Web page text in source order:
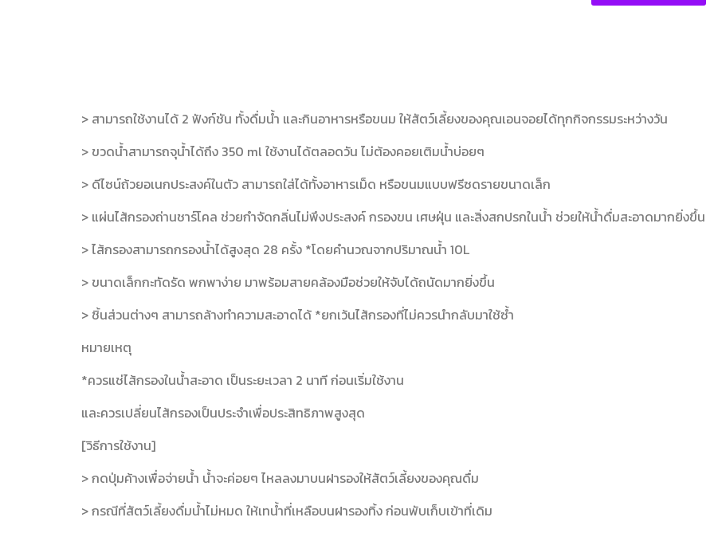
> สามารถใช้งานได้ 2 ฟังก์ชัน ทั้งดื่มน้ำ และกินอาหารหรือขนม ให้สัตว์เลี้ยงของคุณเอนจอยได้ทุกกิจกรรมระหว่างวัน
> ขวดน้ำสามารถจุน้ำได้ถึง 350 ml ใช้งานได้ตลอดวัน ไม่ต้องคอยเติมน้ำบ่อยๆ
> ดีไซน์ถ้วยอเนกประสงค์ในตัว สามารถใส่ได้ทั้งอาหารเม็ด หรือขนมแบบฟรีซดรายขนาดเล็ก
> แผ่นไส้กรองถ่านชาร์โคล ช่วยกำจัดกลิ่นไม่พึงประสงค์ กรองขน เศษฝุ่น และสิ่งสกปรกในน้ำ ช่วยให้น้ำดื่มสะอาดมากยิ่งขึ้น
> ไส้กรองสามารถกรองน้ำได้สูงสุด 28 ครั้ง *โดยคำนวณจากปริมาณน้ำ 10L
> ขนาดเล็กกะทัดรัด พกพาง่าย มาพร้อมสายคล้องมือช่วยให้จับได้ถนัดมากยิ่งขึ้น
> ชิ้นส่วนต่างๆ สามารถล้างทำความสะอาดได้ *ยกเว้นไส้กรองที่ไม่ควรนำกลับมาใช้ซ้ำ
หมายเหตุ
*ควรแช่ไส้กรองในน้ำสะอาด เป็นระยะเวลา 2 นาที ก่อนเริ่มใช้งาน
และควรเปลี่ยนไส้กรองเป็นประจำเพื่อประสิทธิภาพสูงสุด
[วิธีการใช้งาน]
> กดปุ่มค้างเพื่อจ่ายน้ำ น้ำจะค่อยๆ ไหลลงมาบนฝารองให้สัตว์เลี้ยงของคุณดื่ม
> กรณีที่สัตว์เลี้ยงดื่มน้ำไม่หมด ให้เทน้ำที่เหลือบนฝารองทิ้ง ก่อนพับเก็บเข้าที่เดิม